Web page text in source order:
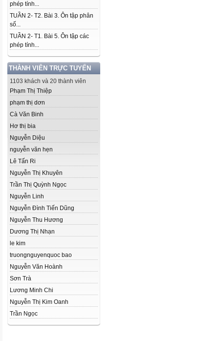
phép tính...
TUẦN 2- T2. Bài 3. Ôn tập phân
số...
TUẦN 2- T1. Bài 5. Ôn tập các
phép tính...
THÀNH VIÊN TRỰC TUYẾN
1103 khách và 20 thành viên
Phạm Thị Thiệp
phạm thị dơn
Cà Văn Binh
Hơ thị bia
Nguyễn Diệu
nguyễn văn hẹn
Lê Tấn Ri
Nguyễn Thị Khuyên
Trần Thị Quỳnh Ngọc
Nguyễn Linh
Nguyễn Đình Tiến Dũng
Nguyễn Thu Hương
Dương Thị Nhạn
le kim
truongnguyenquoc bao
Nguyễn Văn Hoành
Sơn Trà
Lương Minh Chi
Nguyễn Thị Kim Oanh
Trần Ngọc